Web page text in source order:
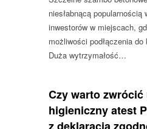
niesłabnącą popularnością
inwestorów w miejscach,
możliwości podłączenia do
Duża wytrzymałość…
Czy warto zwrócić
higieniczny atest